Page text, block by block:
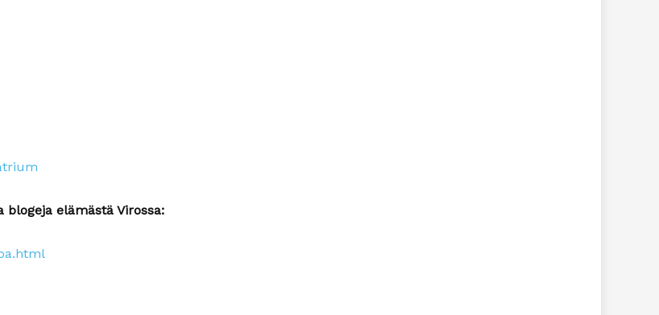
elämästä Virossa: